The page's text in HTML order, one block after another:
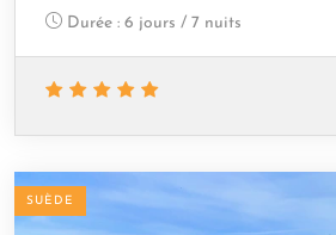
Durée : 6 jours / 7 nuits
SUÈDE